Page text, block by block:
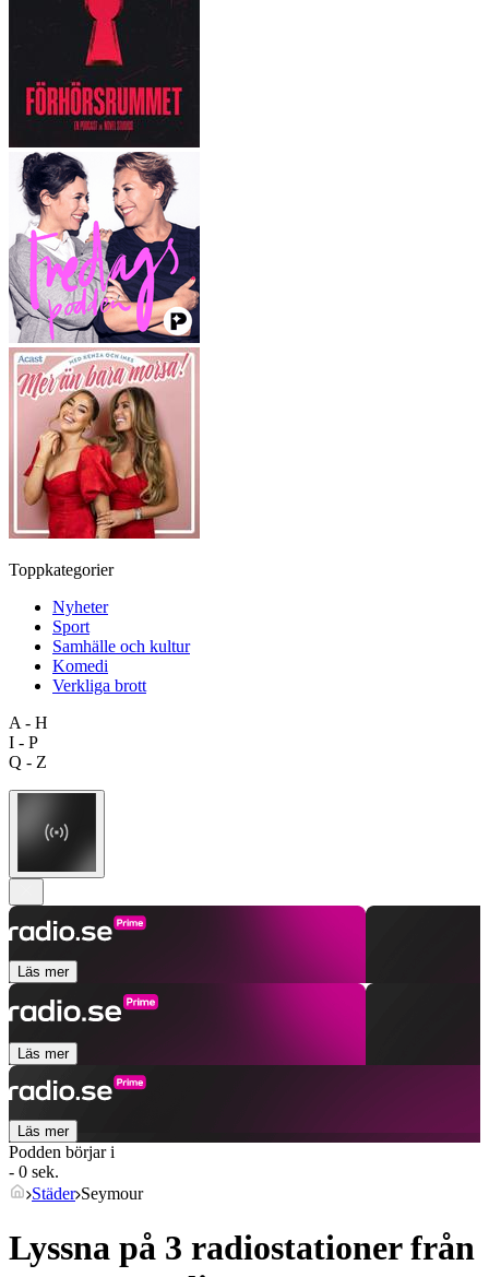
Toppkategorier
Nyheter
Sport
Samhälle och kultur
Komedi
Verkliga brott
A - H
I - P
Q - Z
Läs mer
Läs mer
Läs mer
Podden börjar i
- 0 sek.
Städer Seymour
Lyssna på 3 radiostationer från